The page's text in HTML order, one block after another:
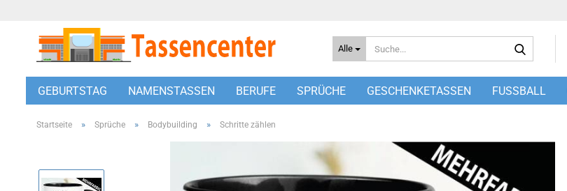
Alle
GEBURTSTAG NAMENSTASSEN BERUFE SPRÜCHE GESCHENKETASSEN FUSSBALL
Startseite » Sprüche » Bodybuilding » Schritte zählen